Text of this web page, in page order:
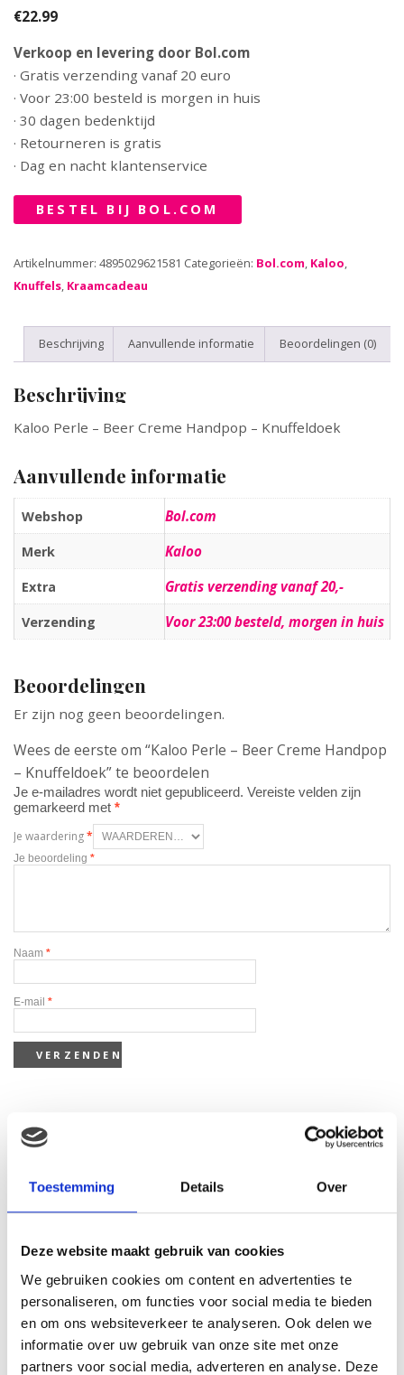
Toestemming Details Over
Deze website maakt gebruik van cookies
We gebruiken cookies om content en advertenties te
personaliseren, om functies voor social media te bieden
en om ons websiteverkeer te analyseren. Ook delen we
informatie over uw gebruik van onze site met onze
partners voor social media, adverteren en analyse. Deze
€22.99
Verkoop en levering door Bol.com
· Gratis verzending vanaf 20 euro
· Voor 23:00 besteld is morgen in huis
· 30 dagen bedenktijd
· Retourneren is gratis
· Dag en nacht klantenservice
BESTEL BIJ BOL.COM
Artikelnummer: 4895029621581 Categorieën: Bol.com, Kaloo,
Knuffels, Kraamcadeau
Beschrijving Aanvullende informatie Beoordelingen (0)
Beschrijving
Kaloo Perle – Beer Creme Handpop – Knuffeldoek
Aanvullende informatie
Webshop Bol.com
Merk Kaloo
Extra Gratis verzending vanaf 20,-
Verzending Voor 23:00 besteld, morgen in huis
Beoordelingen
Er zijn nog geen beoordelingen.
Wees de eerste om “Kaloo Perle – Beer Creme Handpop
– Knuffeldoek” te beoordelen
Je e-mailadres wordt niet gepubliceerd. Vereiste velden zijn
gemarkeerd met *
Je waardering*
Je beoordeling *
Naam *
E-mail *
ZEELEEUW MET BEANS